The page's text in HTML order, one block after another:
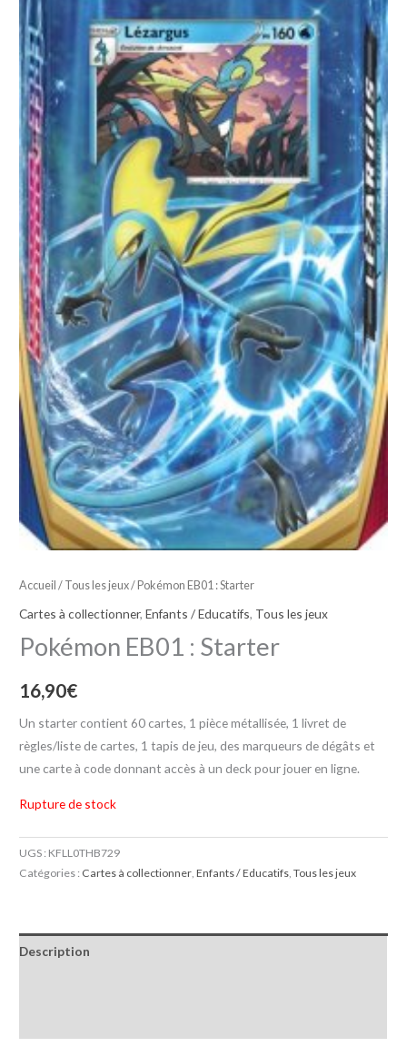
Accueil / Tous les jeux/ Pokémon EB01 : Starter
Cartes à collectionner,Enfants / Educatifs, Tous les jeux
Pokémon EB01 : Starter
16,90€
Un starter contient 60 cartes, 1 pièce métallisée, 1 livret de
règles/liste de cartes, 1 tapis de jeu, des marqueurs de dégâts et
une carte à code donnant accès à un deck pour jouer en ligne.
Rupture de stock
UGS : KFLL0THB729
Catégories : Cartes à collectionner,Enfants / Educatifs,Tous les jeux
Description